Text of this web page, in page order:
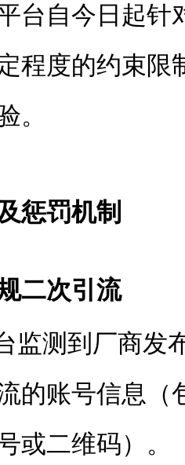
台自今日起
程度的约束限
。
惩罚机制
二次引流
监测到厂商发
的账号信息（
或二维码）。